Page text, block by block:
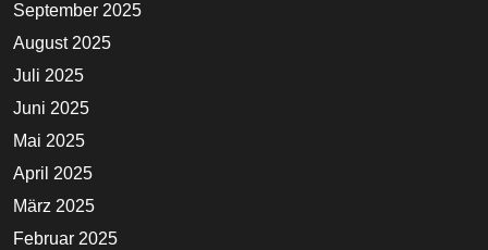
September 2025
August 2025
Juli 2025
Juni 2025
Mai 2025
April 2025
März 2025
Februar 2025